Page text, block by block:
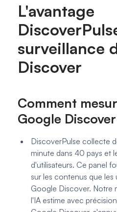
L'avantage
surveillance
Discover
Comment
Google
DiscoverPulse collecte
minute dans 40 pays et
d'utilisateurs. Ce panel
sur les contenus que les
Google Discover. Notre
l'IA estime avec